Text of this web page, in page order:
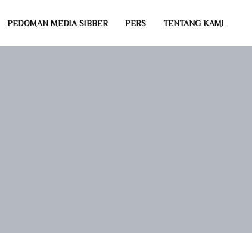
PEDOMAN MEDIA SIBBER PERS TENTANG KAMI